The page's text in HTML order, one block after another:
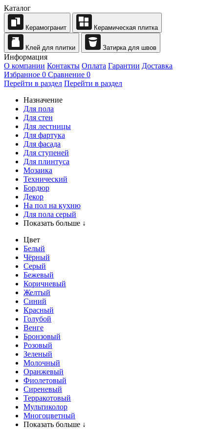
Каталог
Керамогранит Керамическая плитка
Клей для плитки Затирка для швов
Информация
О компании Контакты Оплата Гарантии Доставка
Избранное 0 Сравнение 0
Перейти в раздел Перейти в раздел
Назначение
Для пола
Для стен
Для лестницы
Для фартука
Для фасада
Для ступеней
Для плинтуса
Мозаика
Технический
Бордюр
Декор
На пол на кухню
Для пола серый
Показать больше ↓
Цвет
Белый
Чёрный
Серый
Бежевый
Коричневый
Желтый
Синий
Красный
Голубой
Венге
Бронзовый
Розовый
Зеленый
Молочный
Оранжевый
Фиолетовый
Сиреневый
Терракотовый
Мультиколор
Многоцветный
Показать больше ↓